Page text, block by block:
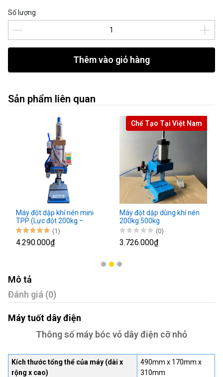
Số lượng
Thêm vào giỏ hàng
Sản phẩm liên quan
Máy đột dập khí nén mini
TPP (Lực đột 200kg –
1300kg)
(1)
4.290.000₫
Chế Tạo Tại Việt Nam
Máy đột dập dùng khí nén
200kg 500kg
(0)
3.726.000₫
Mô tả
Đánh giá (0)
Máy tuốt dây điện
Thông số máy bóc vỏ dây điện cỡ nhỏ
Kích thước tổng thể của máy (dài x
rộng x cao)
490mm x 170mm x
310mm